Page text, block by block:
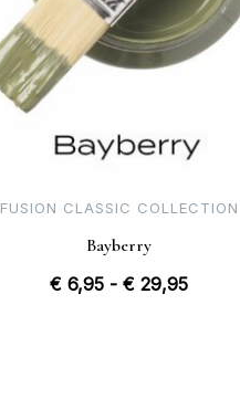
FUSION CLASSIC COLLECTION
Bayberry
€ 6,95 - € 29,95